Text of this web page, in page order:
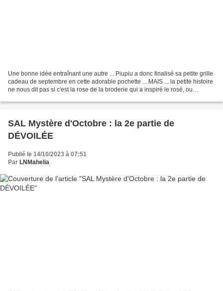
Une bonne idée entraînant une autre ... Piupiu a donc finalisé sa petite grille
cadeau de septembre en cette adorable pochette ... MAIS ... la petite histoire
ne nous dit pas si c'est la rose de la broderie qui a inspiré le rosé, ou
SAL Mystère d'Octobre : la 2e partie de
DÉVOILÉE
Publié le 14/10/2023 à 07:51
Par LNMahelia